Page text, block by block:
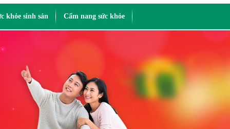
khỏe sinh sản Cẩm nang sức khỏe